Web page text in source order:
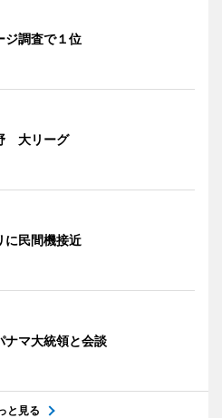
ジ調査で１位
大リーグ
に民間機接近
ナマ大統領と会談
と見る